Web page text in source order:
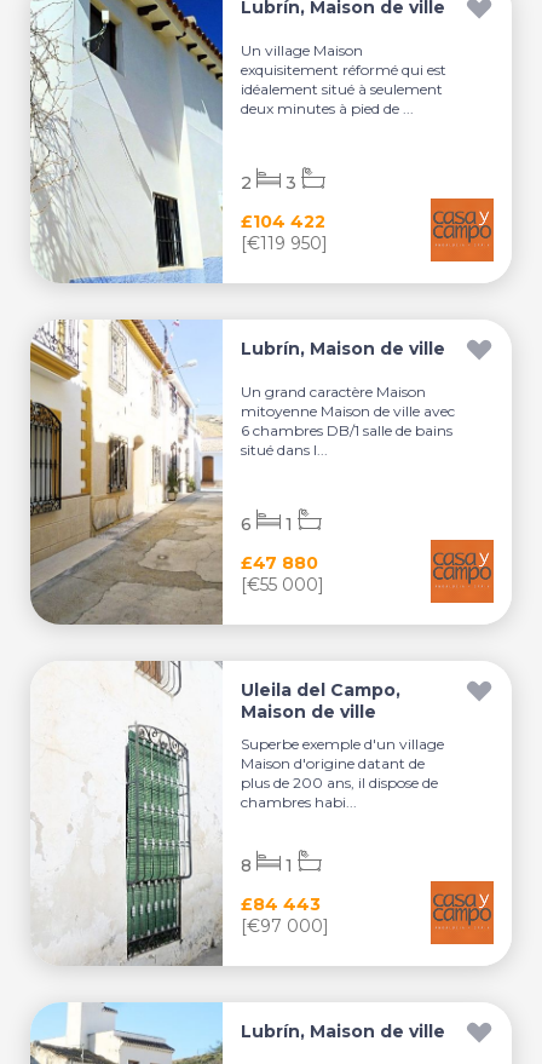
Lubrín, Maison de ville
Un village Maison
exquisitement réformé qui est
idéalement situé à seulement
deux minutes à pied de ...
£104 422
[€119 950]
2 3
Lubrín, Maison de ville
Un grand caractère Maison
mitoyenne Maison de ville avec
6 chambres DB/1 salle de bains
situé dans l...
£47 880
[€55 000]
6 1
Uleila del Campo,
Maison de ville
Superbe exemple d'un village
Maison d'origine datant de
plus de 200 ans, il dispose de
chambres habi...
£84 443
[€97 000]
8 1
Lubrín, Maison de ville